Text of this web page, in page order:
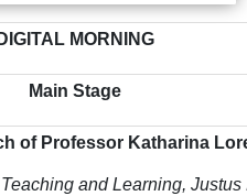
DIGITAL MORNING
Main Stage
of Professor Katharina
and Learning, Justus